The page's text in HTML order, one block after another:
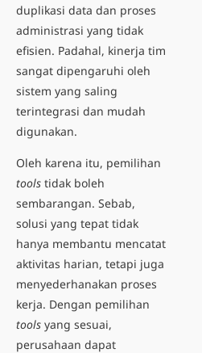
duplikasi data dan proses
administrasi yang tidak
efisien. Padahal, kinerja tim
sangat dipengaruhi oleh
sistem yang saling
terintegrasi dan mudah
digunakan.
Oleh karena itu, pemilihan
tools tidak boleh
sembarangan. Sebab,
solusi yang tepat tidak
hanya membantu mencatat
aktivitas harian, tetapi juga
menyederhanakan proses
kerja. Dengan pemilihan
tools yang sesuai,
perusahaan dapat